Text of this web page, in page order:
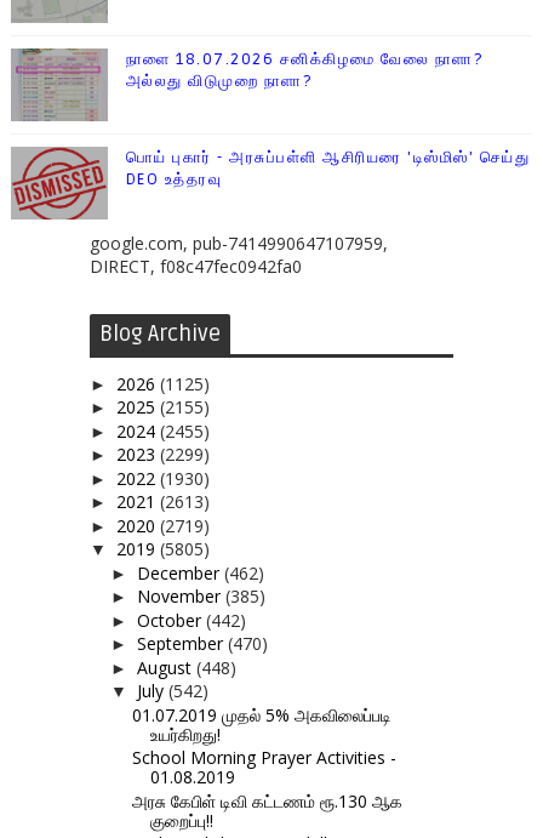
நாளை 18.07.2026 சனிக்கிழமை வேலை நாளா?
அல்லது விடுமுறை நாளா?
பொய் புகார் - அரசுப்பள்ளி ஆசிரியரை 'டிஸ்மிஸ்' செய்து
DEO உத்தரவு
google.com, pub-7414990647107959,
DIRECT, f08c47fec0942fa0
Blog Archive
► 2026 (1125)
► 2025 (2155)
► 2024 (2455)
► 2023 (2299)
► 2022 (1930)
► 2021 (2613)
► 2020 (2719)
▼ 2019 (5805)
► December(462)
► November(385)
► October(442)
► September(470)
► August (448)
▼ July (542)
01.07.2019 முதல் 5% அகவிலைப்படி
உயர்கிறது!
School Morning Prayer Activities -
01.08.2019
அரசு கேபிள் டிவி கட்டணம் ரூ.130 ஆக
குறைப்பு!!